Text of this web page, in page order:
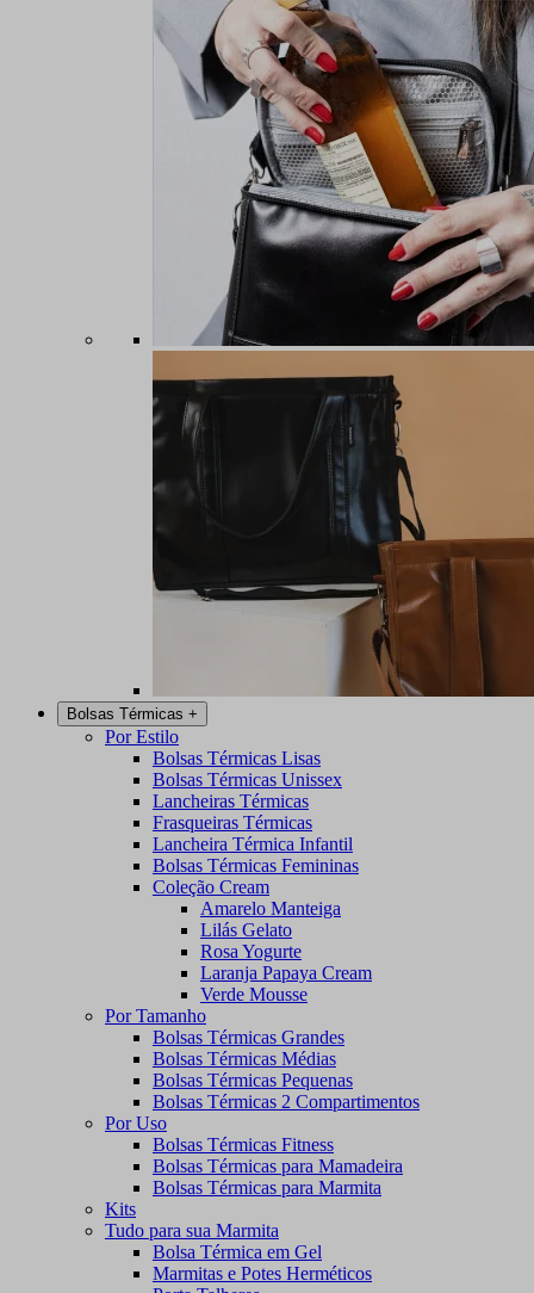
Bolsas Térmicas +
Por Estilo
Bolsas Térmicas Lisas
Bolsas Térmicas Unissex
Lancheiras Térmicas
Frasqueiras Térmicas
Lancheira Térmica Infantil
Bolsas Térmicas Femininas
Coleção Cream
Amarelo Manteiga
Lilás Gelato
Rosa Yogurte
Laranja Papaya Cream
Verde Mousse
Por Tamanho
Bolsas Térmicas Grandes
Bolsas Térmicas Médias
Bolsas Térmicas Pequenas
Bolsas Térmicas 2 Compartimentos
Por Uso
Bolsas Térmicas Fitness
Bolsas Térmicas para Mamadeira
Bolsas Térmicas para Marmita
Kits
Tudo para sua Marmita
Bolsa Térmica em Gel
Marmitas e Potes Herméticos